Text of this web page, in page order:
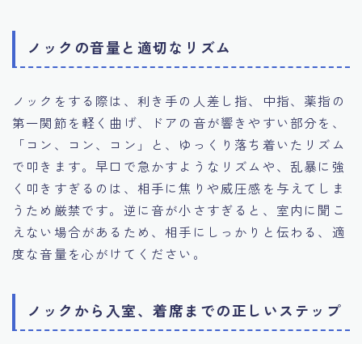
ノックの音量と適切なリズム
ノックをする際は、利き手の人差し指、中指、薬指の
第一関節を軽く曲げ、ドアの音が響きやすい部分を、
「コン、コン、コン」と、ゆっくり落ち着いたリズム
で叩きます。早口で急かすようなリズムや、乱暴に強
く叩きすぎるのは、相手に焦りや威圧感を与えてしま
うため厳禁です。逆に音が小さすぎると、室内に聞こ
えない場合があるため、相手にしっかりと伝わる、適
度な音量を心がけてください。
ノックから入室、着席までの正しいステップ